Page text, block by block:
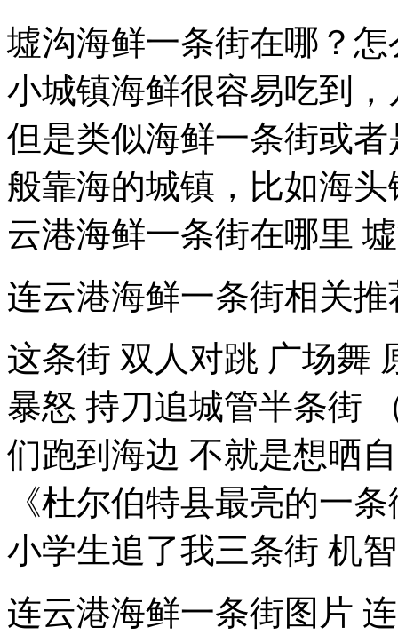
墟沟海鲜一条街在哪？
小城镇海鲜很容易吃到
但是类似海鲜一条街或
般靠海的城镇，比如海
云港海鲜一条街在哪里
连云港海鲜一条街相关推
这条街 双人对跳 广场舞
暴怒 持刀追城管半条街
们跑到海边 不就是想晒
《杜尔伯特县最亮的一
小学生追了我三条街 机
连云港海鲜一条街图片